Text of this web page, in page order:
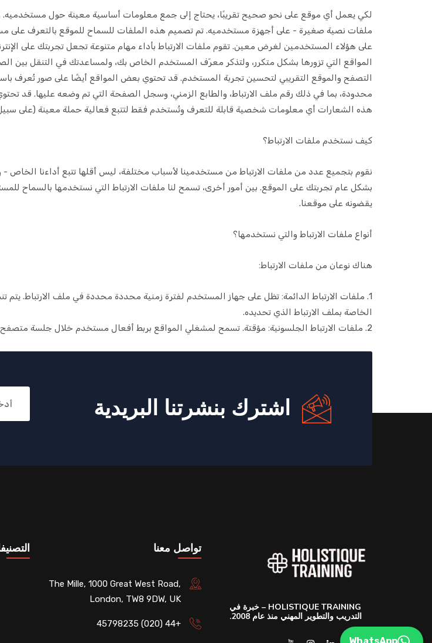
لكي يعمل أي موقع على نحو صحيح تقريبًا، يحتاج إلى جمع معلومات أساسية معينة حول مستخدميه.
ملفات نصية صغيرة - على أجهزة مستخدميه. تم تصميم هذه الملفات للسماح للموقع بالتعرف على
على هؤلاء المستخدمين لغرض معين. تقوم ملفات الارتباط بأداء مهام متنوعة تجعل تجربتك على
المواقع التي تزورها بشكل متكرر، ولتذكر معرّف المستخدم الخاص بك، ولمساعدتك في التنقل بين
محدودة، بما في ذلك رقم ملف الارتباط، والطابع الزمني، وسجل الصفحة التي تم وضعه عليها. قد
هذه الشعارات أي معلومات شخصية قابلة للتعرف وتُستخدم فقط لتتبع فعالية حملة معينة (على سبيل
كيف نستخدم ملفات الارتباط؟
نقوم بتجميع عدد من ملفات الارتباط من مستخدمينا لأسباب مختلفة، ليس أقلها تتبع أداءنا
بشكل عام تجربتك على الموقع. بين أمور أخرى، تسمح لنا ملفات الارتباط التي نستخدمها بالسماح
يقضونه على موقعنا.
أنواع ملفات الارتباط والتي نستخدمها؟
هناك نوعان من ملفات الارتباط:
1. ملفات الارتباط الدائمة: تظل على جهاز المستخدم لفترة زمنية محددة محددة في ملف الارتباط.
الخاصة بملف الارتباط الذي تحديده.
2. ملفات الارتباط الجلسونية: مؤقتة. تسمح لمشغلي المواقع بربط أفعال مستخدم خلال جلسة متصفح. تبدأ الجلسة عندما يفتح المستخدم نافذة المتصفح وتنتهي
اشترك بنشرتنا البريدية
HOLISTIQUE TRAINING – خبرة في
التدريب والتطوير المهني منذ عام 2008.
تواصل معنا
The Mille, 1000 Great West Road,
London, TW8 9DW, UK
+44 (020) 45798235